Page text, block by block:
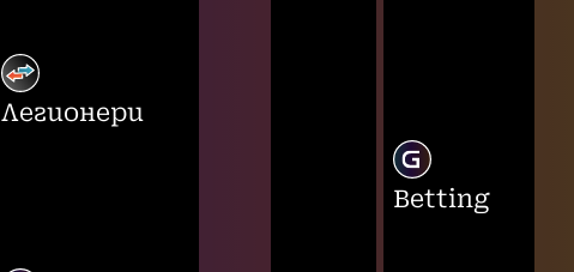
Легионери
Betting